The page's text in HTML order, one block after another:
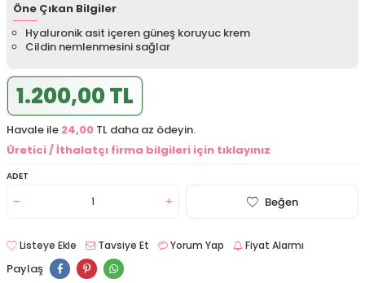
Öne Çıkan Bilgiler
Hyaluronik asit içeren güneş koruyuc krem
Cildin nemlenmesini sağlar
1.200,00 TL
Havale ile 24,00 TL daha az ödeyin.
Üretici / İthalatçı firma bilgileri için tıklayınız
ADET
Beğen
Listeye Ekle Tavsiye Et Yorum Yap Fiyat Alarmı
Paylaş